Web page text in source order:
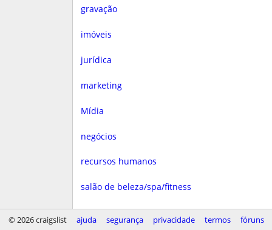
gravação
imóveis
jurídica
marketing
Mídia
negócios
recursos humanos
salão de beleza/spa/fitness
saúde
© 2026 craigslist ajuda segurança privacidade termos fóruns